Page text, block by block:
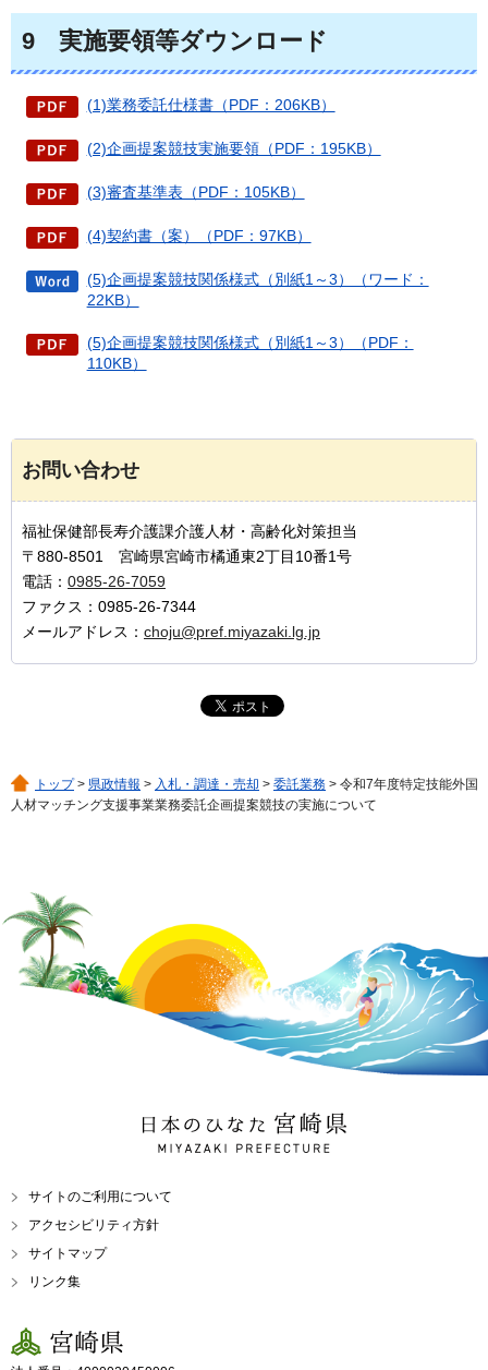
9 実施要領等ダウンロード
(1)業務委託仕様書（PDF：206KB）
(2)企画提案競技実施要領（PDF：195KB）
(3)審査基準表（PDF：105KB）
(4)契約書（案）（PDF：97KB）
(5)企画提案競技関係様式（別紙1～3）（ワード：
22KB）
(5)企画提案競技関係様式（別紙1～3）（PDF：
110KB）
お問い合わせ
福祉保健部長寿介護課介護人材・高齢化対策担当
〒880-8501 宮崎県宮崎市橘通東2丁目10番1号
電話： 0985-26-7059
ファクス：0985-26-7344
メールアドレス： choju@pref.miyazaki.lg.jp
トップ> 県政情報 > 入札・調達・売却 > 委託業務 > 令和7年度特定技能外国
人材マッチング支援事業業務委託企画提案競技の実施について
日本のひなた 宮崎県
MIYAZAKI PREFECTURE
サイトのご利用について
アクセシビリティ方針
サイトマップ
リンク集
宮崎県